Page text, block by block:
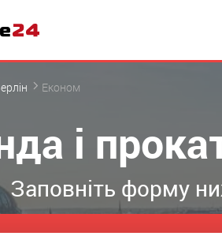
Економ
і
Заповніть форму